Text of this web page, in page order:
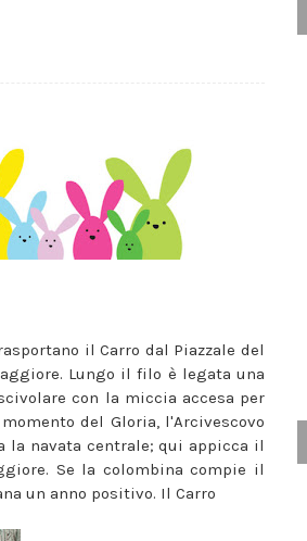
il Carro dal Piazzale del
Lungo il filo è legata una
con la miccia accesa per
del Gloria, l'Arcivescovo
la navata centrale; qui appicca il
Se la colombina compie il
un anno positivo. Il Carro